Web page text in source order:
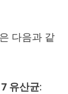
다음과 같
유산균: